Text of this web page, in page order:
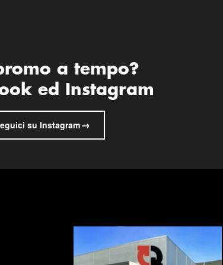
a tempo?
ed Instagram
su Instagram→